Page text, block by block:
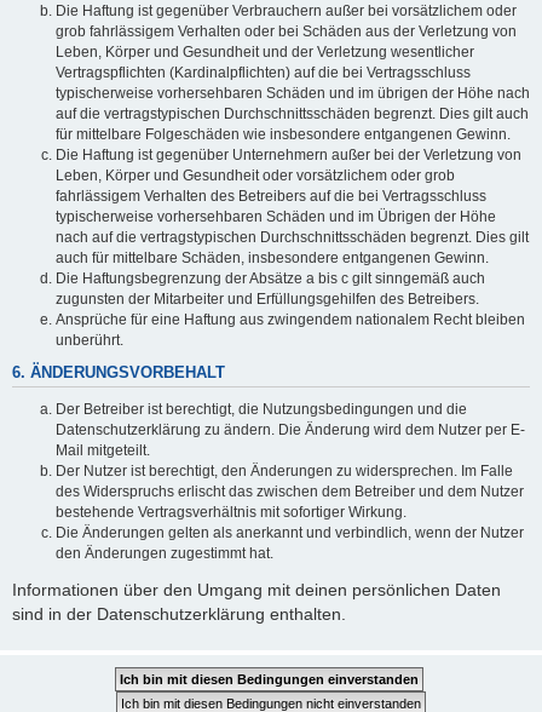
Die Haftung ist gegenüber Verbrauchern außer bei vorsätzlichem oder
grob fahrlässigem Verhalten oder bei Schäden aus der Verletzung von
Leben, Körper und Gesundheit und der Verletzung wesentlicher
Vertragspflichten (Kardinalpflichten) auf die bei Vertragsschluss
typischerweise vorhersehbaren Schäden und im übrigen der Höhe nach
auf die vertragstypischen Durchschnittsschäden begrenzt. Dies gilt auch
für mittelbare Folgeschäden wie insbesondere entgangenen Gewinn.
Die Haftung ist gegenüber Unternehmern außer bei der Verletzung von
Leben, Körper und Gesundheit oder vorsätzlichem oder grob
fahrlässigem Verhalten des Betreibers auf die bei Vertragsschluss
typischerweise vorhersehbaren Schäden und im Übrigen der Höhe
nach auf die vertragstypischen Durchschnittsschäden begrenzt. Dies gilt
auch für mittelbare Schäden, insbesondere entgangenen Gewinn.
Die Haftungsbegrenzung der Absätze a bis c gilt sinngemäß auch
zugunsten der Mitarbeiter und Erfüllungsgehilfen des Betreibers.
Ansprüche für eine Haftung aus zwingendem nationalem Recht bleiben
unberührt.
6. ÄNDERUNGSVORBEHALT
Der Betreiber ist berechtigt, die Nutzungsbedingungen und die
Datenschutzerklärung zu ändern. Die Änderung wird dem Nutzer per E-
Mail mitgeteilt.
Der Nutzer ist berechtigt, den Änderungen zu widersprechen. Im Falle
des Widerspruchs erlischt das zwischen dem Betreiber und dem Nutzer
bestehende Vertragsverhältnis mit sofortiger Wirkung.
Die Änderungen gelten als anerkannt und verbindlich, wenn der Nutzer
den Änderungen zugestimmt hat.
Informationen über den Umgang mit deinen persönlichen Daten
sind in der Datenschutzerklärung enthalten.